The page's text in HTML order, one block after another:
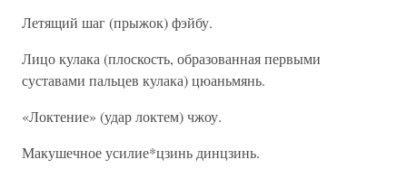
Летящий шаг (прыжок) фэйбу.
Лицо кулака (плоскость, образованная первыми
суставами пальцев кулака) цюаньмянь.
«Локтение» (удар локтем) чжоу.
Макушечное усилие*цзинь динцзинь.